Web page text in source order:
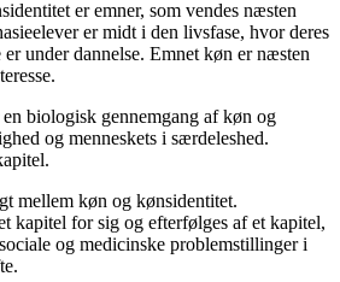
er emner, som vendes næsten
er midt i den livsfase, hvor deres
under dannelse. Emnet køn er næsten
biologisk gennemgang af køn og
og menneskets i særdeleshed.
mellem køn og kønsidentitet.
kapitel for sig og efterfølges af et kapitel,
og medicinske problemstillinger i